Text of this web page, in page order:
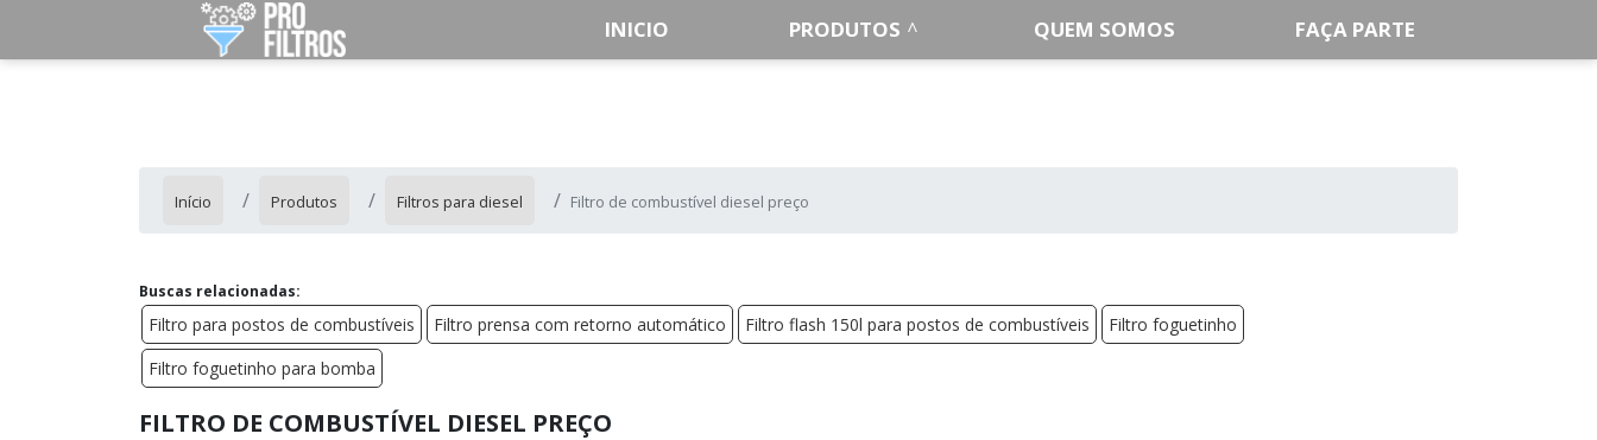
INICIO PRODUTOS QUEM SOMOS FAÇA PARTE
Início Produtos Filtros para diesel Filtro de combustível diesel preço
Buscas relacionadas:
Filtro para postos de combustíveis Filtro prensa com retorno automático Filtro flash 150l para postos de combustíveis
Filtro foguetinho
Filtro foguetinho para bomba
FILTRO DE COMBUSTÍVEL DIESEL PREÇO